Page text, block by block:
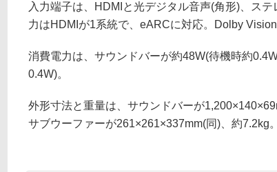
入力端子は、HDMIと光デジタル音声(角形)、ス
力はHDMIが1系統で、eARCに対応。Dolby
消費電力は、サウンドバーが約48W(待機時約
0.4W)。
外形寸法と重量は、サウンドバーが
サブウーファーが261×261×337mm(同)、約7.2kg。